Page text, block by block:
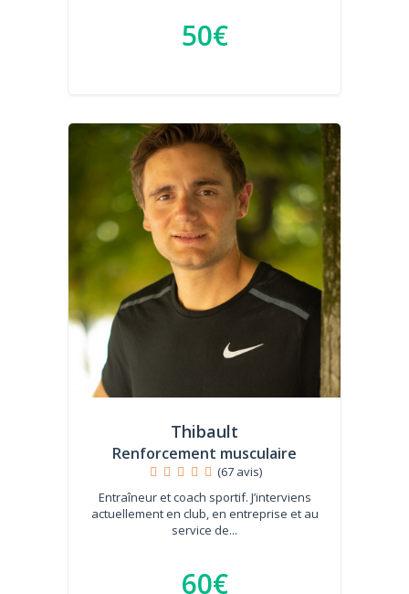
50€
Thibault
Renforcement musculaire
(67 avis)
Entraîneur et coach sportif. J’interviens
actuellement en club, en entreprise et au
service de...
60€